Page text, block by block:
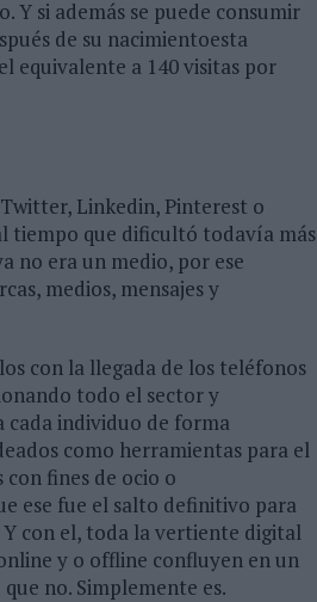
si además se puede consumir
de su nacimientoesta
equivalente a 140 visitas por
Linkedin, Pinterest o
tiempo que dificultó todavía más
no era un medio, por ese
medios, mensajes y
con la llegada de los teléfonos
todo el sector y
individuo de forma
como herramientas para el
fines de ocio o
ese fue el salto definitivo para
con el, toda la vertiente digital
y o offline confluyen en un
no. Simplemente es.